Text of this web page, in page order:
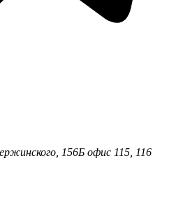
156Б офис 115, 116